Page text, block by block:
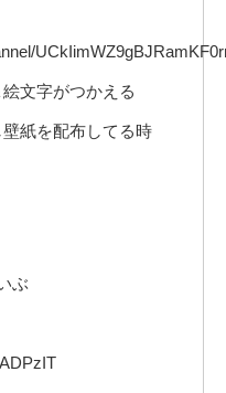
文字がつかえる
紙を配布してる時
ぶ